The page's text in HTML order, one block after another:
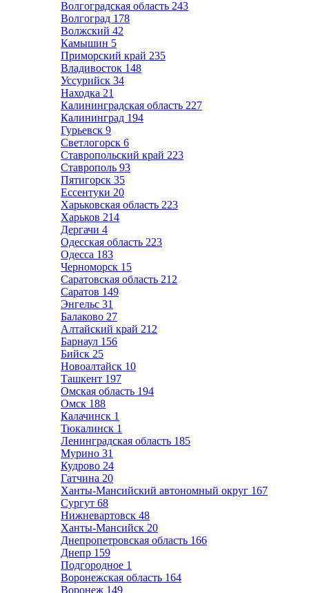
Волгоградская область 243
Волгоград 178
Волжский 42
Камышин 5
Приморский край 235
Владивосток 148
Уссурийск 34
Находка 21
Калининградская область 227
Калининград 194
Гурьевск 9
Светлогорск 6
Ставропольский край 223
Ставрополь 93
Пятигорск 35
Ессентуки 20
Харьковская область 223
Харьков 214
Дергачи 4
Одесская область 223
Одесса 183
Черноморск 15
Саратовская область 212
Саратов 149
Энгельс 31
Балаково 27
Алтайский край 212
Барнаул 156
Бийск 25
Новоалтайск 10
Ташкент 197
Омская область 194
Омск 188
Калачинск 1
Тюкалинск 1
Ленинградская область 185
Мурино 31
Кудрово 24
Гатчина 20
Ханты-Мансийский автономный округ 167
Сургут 68
Нижневартовск 48
Ханты-Мансийск 20
Днепропетровская область 166
Днепр 159
Подгородное 1
Воронежская область 164
Воронеж 149